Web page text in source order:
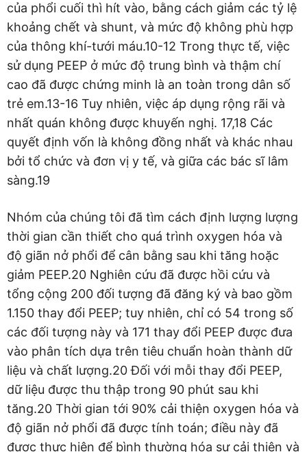
của phổi cuối thì hít vào, bằng cách giảm các tỷ lệ
khoảng chết và shunt, và mức độ không phù hợp
của thông khí-tưới máu.10-12 Trong thực tế, việc
sử dụng PEEP ở mức độ trung bình và thậm chí
cao đã được chứng minh là an toàn trong dân số
trẻ em.13-16 Tuy nhiên, việc áp dụng rộng rãi và
nhất quán không được khuyến nghị. 17,18 Các
quyết định vốn là không đồng nhất và khác nhau
bởi tổ chức và đơn vị y tế, và giữa các bác sĩ lâm
sàng.19
Nhóm của chúng tôi đã tìm cách định lượng lượng
thời gian cần thiết cho quá trình oxygen hóa và
độ giãn nở phổi để cân bằng sau khi tăng hoặc
giảm PEEP.20 Nghiên cứu đã được hồi cứu và
tổng cộng 200 đối tượng đã đăng ký và bao gồm
1.150 thay đổi PEEP; tuy nhiên, chỉ có 54 trong số
các đối tượng này và 171 thay đổi PEEP được đưa
vào phân tích dựa trên tiêu chuẩn hoàn thành dữ
liệu và chất lượng.20 Đối với mỗi thay đổi PEEP,
dữ liệu được thu thập trong 90 phút sau khi
tăng.20 Thời gian tới 90% cải thiện oxygen hóa và
độ giãn nở phổi đã được tính toán; điều này đã
được thực hiện để bình thường hóa sự cải thiện và